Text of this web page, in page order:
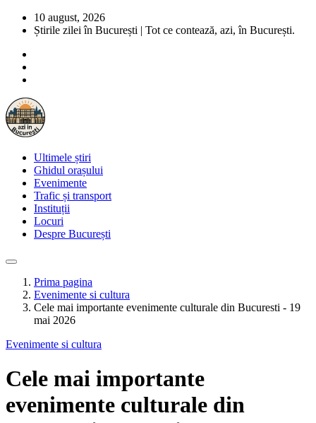
10 august, 2026
Știrile zilei în București | Tot ce contează, azi, în București.
Ultimele știri
Ghidul orașului
Evenimente
Trafic și transport
Instituții
Locuri
Despre București
Prima pagina
Evenimente si cultura
Cele mai importante evenimente culturale din Bucuresti - 19
mai 2026
Evenimente si cultura
Cele mai importante
evenimente culturale din